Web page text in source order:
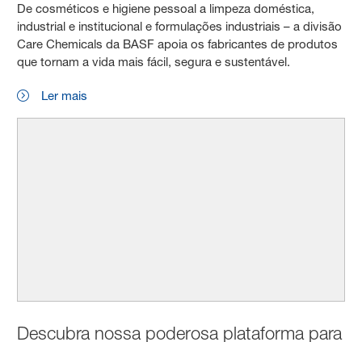
De cosméticos e higiene pessoal a limpeza doméstica,
industrial e institucional e formulações industriais – a divisão
Care Chemicals da BASF apoia os fabricantes de produtos
que tornam a vida mais fácil, segura e sustentável.
Ler mais
Descubra nossa poderosa plataforma para